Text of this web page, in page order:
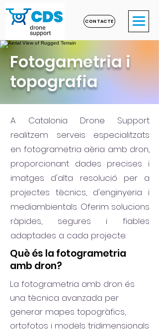
CONTACTE
Fotogametria i
topografia
A Catalonia Drone Support
realitzem serveis especialitzats
en fotogrametria aèria amb dron,
proporcionant dades precises i
imatges d'alta resolució per a
projectes tècnics, d'enginyeria i
mediambientals. Oferim solucions
ràpides, segures i fiables
adaptades a cada projecte.
Què és la fotogrametria
amb dron?
La fotogrametria amb dron és
una tècnica avanzada per
generar mapes topogràfics,
ortofotos i models tridimensionals